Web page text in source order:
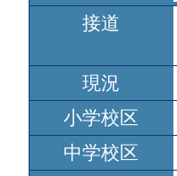
接道
現況
小学校区
中学校区